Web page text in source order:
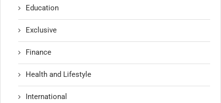
Education
Exclusive
Finance
Health and Lifestyle
International